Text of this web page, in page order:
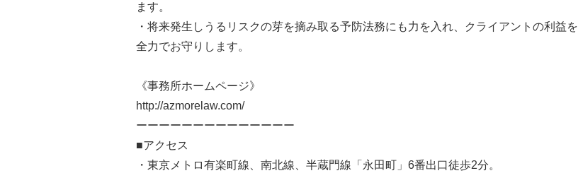
ます。
・将来発生しうるリスクの芽を摘み取る予防法務にも力を入れ、クライアントの利益を
全力でお守りします。
《事務所ホームページ》
http://azmorelaw.com/
ーーーーーーーーーーーーーー
■アクセス
・東京メトロ有楽町線、南北線、半蔵門線「永田町」6番出口徒歩2分。